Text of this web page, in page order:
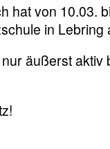
hat von 10.03.
in Lebring
äußerst